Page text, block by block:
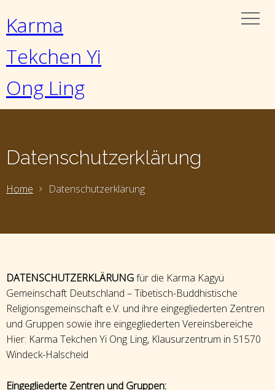
Karma
Tekchen Yi
Ong Ling
Datenschutzerklärung
Home Datenschutzerklärung
DATENSCHUTZERKLÄRUNGfür die Karma Kagyü
Gemeinschaft Deutschland – Tibetisch-Buddhistische
Religionsgemeinschaft e.V. und ihre eingegliederten Zentren
und Gruppen sowie ihre eingegliederten Vereinsbereiche
Hier: Karma Tekchen Yi Ong Ling, Klausurzentrum in 51570
Windeck-Halscheid
Eingegliederte Zentren und Gruppen: